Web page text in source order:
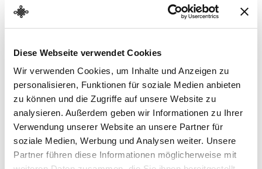
Diese Webseite verwendet Cookies
Wir verwenden Cookies, um Inhalte und Anzeigen zu
personalisieren, Funktionen für soziale Medien anbieten
zu können und die Zugriffe auf unsere Website zu
analysieren. Außerdem geben wir Informationen zu Ihrer
Verwendung unserer Website an unsere Partner für
soziale Medien, Werbung und Analysen weiter. Unsere
Partner führen diese Informationen möglicherweise mit
à côté de la maison paysanne avec poterie d’Unterseen
de Berne. Pendant ce temps, des fondations solides ont
été posées sur le site du musée, ce qui a permis de
commencer la construction du rez-de-chaussée. Le gros
œuvre devrait être prêt d’ici la fin de la saison 2025, puis
les espaces d’exposition seront agencés en 2026. L’école
offre une plateforme essentielle pour aborder le thème
de l’éducation au Musée en plein air. Les visites
devraient être possibles à partir de 2027.